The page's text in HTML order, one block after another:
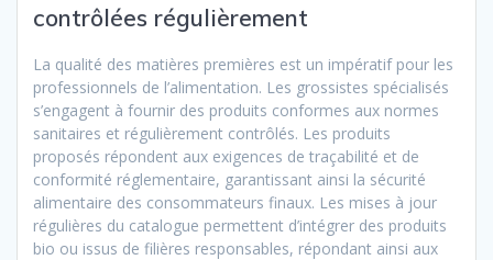
contrôlées régulièrement
La qualité des matières premières est un impératif pour les
professionnels de l’alimentation. Les grossistes spécialisés
s’engagent à fournir des produits conformes aux normes
sanitaires et régulièrement contrôlés. Les produits
proposés répondent aux exigences de traçabilité et de
conformité réglementaire, garantissant ainsi la sécurité
alimentaire des consommateurs finaux. Les mises à jour
régulières du catalogue permettent d’intégrer des produits
bio ou issus de filières responsables, répondant ainsi aux